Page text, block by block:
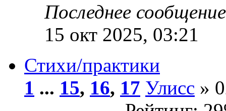
Последнее
15 окт 2025, 03:21
Стихи/практики
1 ... 15, 16, 17 Улисс »